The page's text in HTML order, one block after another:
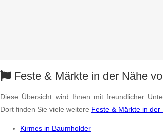
Feste & Märkte in der Nähe
Diese Übersicht wird Ihnen mit freundlicher
Dort finden Sie viele weitere Feste & Märkte in
Kirmes in Baumholder